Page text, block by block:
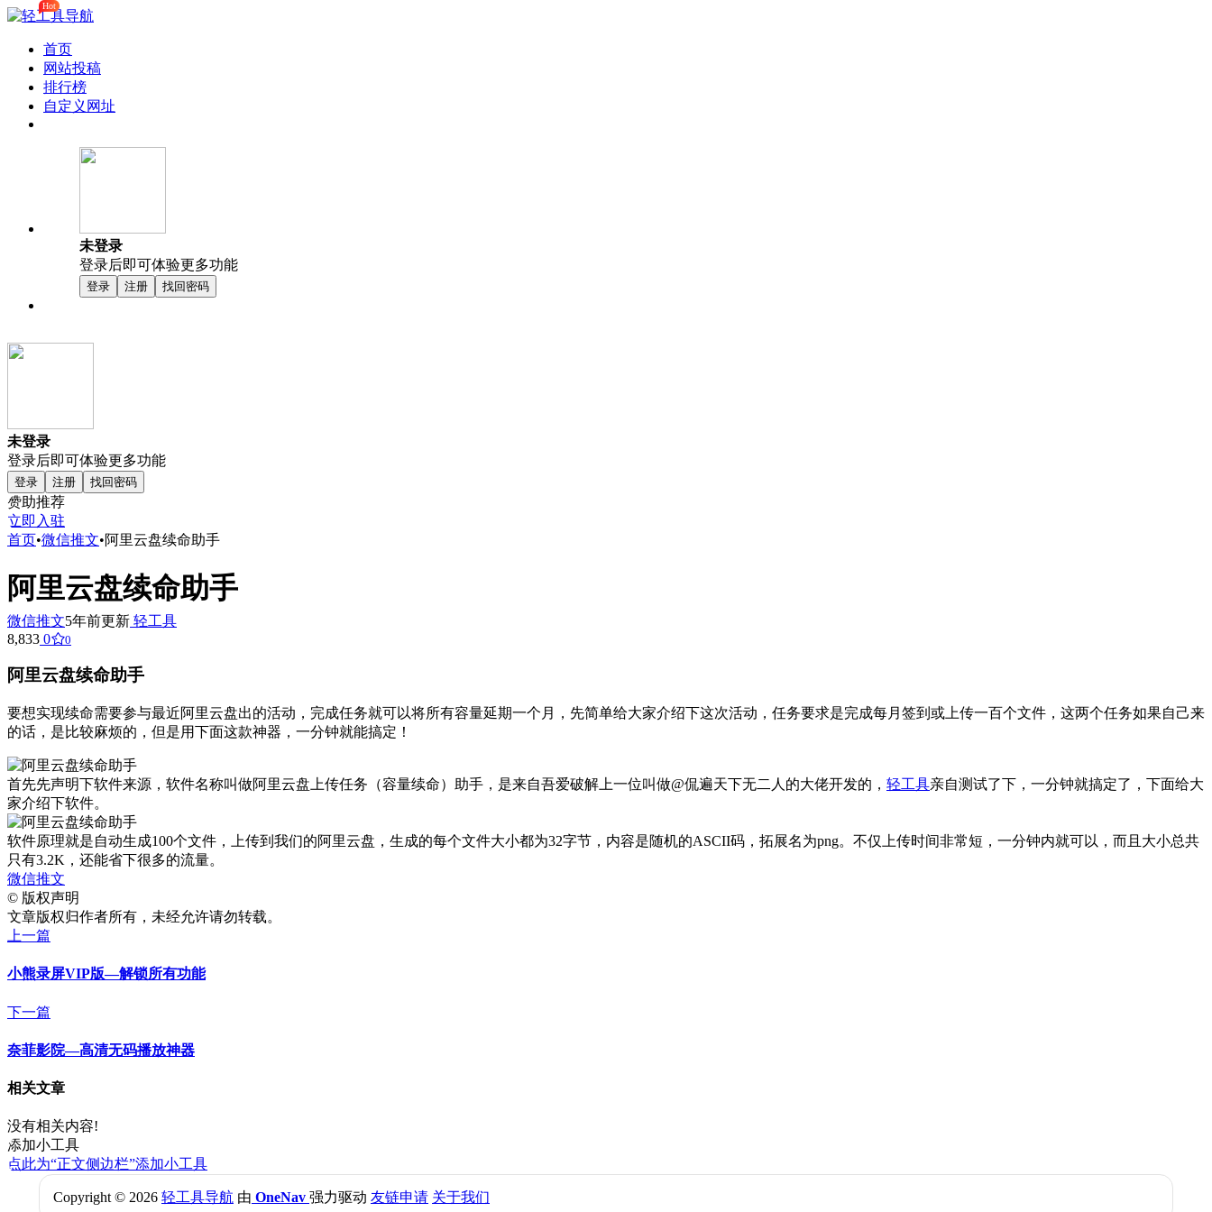
首页
网站投稿
排行榜
Hot
自定义网址
未登录
登录后即可体验更多功能
登录 注册 找回密码
未登录
登录后即可体验更多功能
登录 注册 找回密码
赞助推荐
立即入驻
首页•微信推文•阿里云盘续命助手
阿里云盘续命助手
微信推文5年前更新 轻工具
8,833 0 0
阿里云盘续命助手
要想实现续命需要参与最近阿里云盘出的活动，完成任务就可以将所有容量延期一个月，先简单给大家介绍下这次活动，任务要求是完成每月签到或上传一百个文件，这两个任务如果自己来
的话，是比较麻烦的，但是用下面这款神器，一分钟就能搞定！
首先先声明下软件来源，软件名称叫做阿里云盘上传任务（容量续命）助手，是来自吾爱破解上一位叫做@侃遍天下无二人的大佬开发的， 轻工具亲自测试了下，一分钟就搞定了，下面给大
家介绍下软件。
软件原理就是自动生成100个文件，上传到我们的阿里云盘，生成的每个文件大小都为32字节，内容是随机的ASCII码，拓展名为png。不仅上传时间非常短，一分钟内就可以，而且大小总共
只有3.2K，还能省下很多的流量。
微信推文
© 版权声明
文章版权归作者所有，未经允许请勿转载。
上一篇
小熊录屏VIP版—解锁所有功能
下一篇
奈菲影院—高清无码播放神器
相关文章
没有相关内容!
添加小工具
点此为“正文侧边栏”添加小工具
Copyright © 2026 轻工具导航 由 OneNav 强力驱动 友链申请 关于我们